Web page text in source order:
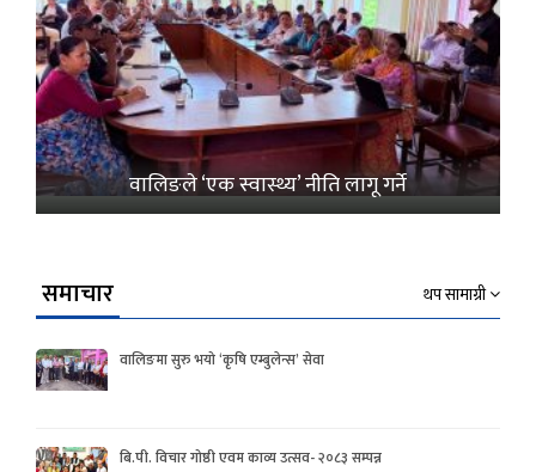
वालिङले ‘एक स्वास्थ्य’ नीति लागू गर्ने
समाचार थप सामाग्री
वालिङमा सुरु भयो ‘कृषि एम्बुलेन्स’ सेवा
बि.पी. विचार गोष्ठी एवम काव्य उत्सव- २०८३ सम्पन्न